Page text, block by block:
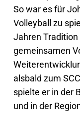
So war es für
Volleyball zu
Jahren
gemeinsamen
alsbald zum
spielte er in der
und in der